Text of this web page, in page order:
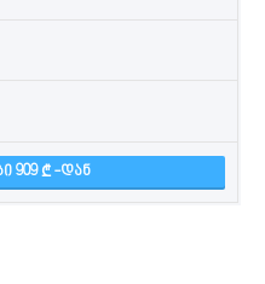
909 -ᲓᲐᲜ